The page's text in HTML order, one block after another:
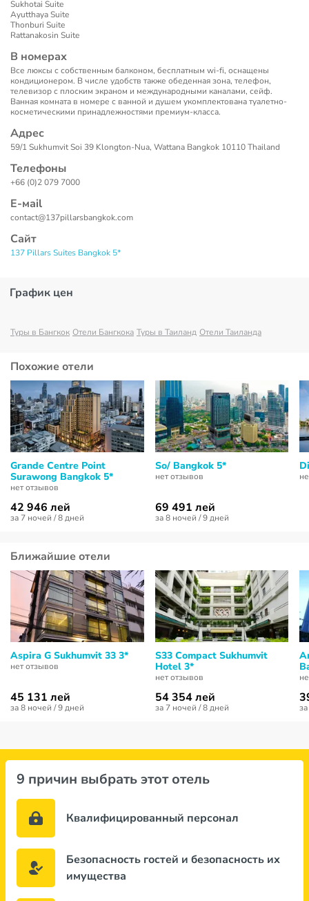
Sukhotai Suite
Ayutthaya Suite
Thonburi Suite
Rattanakosin Suite
В номерах
Все люксы с собственным балконом, бесплатным wi-fi, оснащены
кондиционером. В числе удобств также обеденная зона, телефон,
телевизор с плоским экраном и международными каналами, сейф.
Ванная комната в номере с ванной и душем укомплектована туалетно-
косметическими принадлежностями премиум-класса.
Адрес
59/1 Sukhumvit Soi 39 Klongton-Nua, Wattana Bangkok 10110 Thailand
Телефоны
+66 (0)2 079 7000
Е-маil
contact@137pillarsbangkok.com
Сайт
137 Pillars Suites Bangkok 5*
График цен
Туры в Бангкок Отели Бангкока Туры в Таиланд Отели Таиланда
Похожие отели
Grande Centre Point
Surawong Bangkok 5*
нет отзывов
42 946 лей
за 7 ночей / 8 дней
So/ Bangkok 5*
нет отзывов
69 491 лей
за 8 ночей / 9 дней
Ближайшие отели
Aspira G Sukhumvit 33 3*
нет отзывов
45 131 лей
за 8 ночей / 9 дней
S33 Compact Sukhumvit
Hotel 3*
нет отзывов
54 354 лей
за 7 ночей / 8 дней
9 причин выбрать этот отель
Квалифицированный персонал
Безопасность гостей и безопасность их
имущества